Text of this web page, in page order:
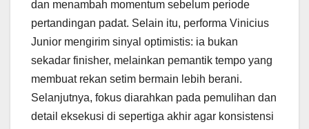
dan menambah momentum sebelum periode
pertandingan padat. Selain itu, performa Vinicius
Junior mengirim sinyal optimistis: ia bukan
sekadar finisher, melainkan pemantik tempo yang
membuat rekan setim bermain lebih berani.
Selanjutnya, fokus diarahkan pada pemulihan dan
detail eksekusi di sepertiga akhir agar konsistensi